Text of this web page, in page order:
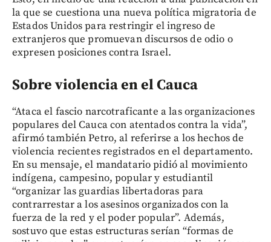
la que se cuestiona una nueva política migratoria de
Estados Unidos para restringir el ingreso de
extranjeros que promuevan discursos de odio o
expresen posiciones contra Israel.
Sobre violencia en el Cauca
“Ataca el fascio narcotraficante a las organizaciones
populares del Cauca con atentados contra la vida”,
afirmó también Petro, al referirse a los hechos de
violencia recientes registrados en el departamento.
En su mensaje, el mandatario pidió al movimiento
indígena, campesino, popular y estudiantil
“organizar las guardias libertadoras para
contrarrestar a los asesinos organizados con la
fuerza de la red y el poder popular”. Además,
sostuvo que estas estructuras serían “formas de